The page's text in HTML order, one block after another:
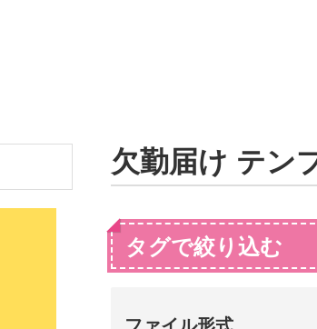
形
ャ
欠勤届け テン
タグで絞り込む